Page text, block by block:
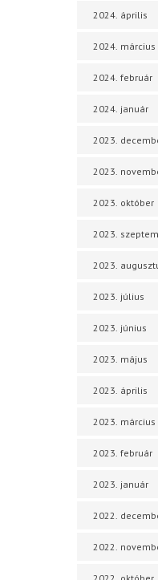
2024. április
2024. március
2024. február
2024. január
2023.
2023.
2023. október
2023.
2023.
2023. július
2023. június
2023. május
2023. április
2023. március
2023. február
2023. január
2022.
2022.